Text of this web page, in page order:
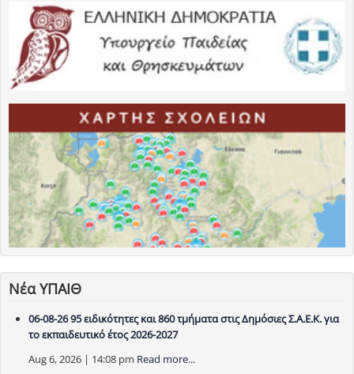
Νέα ΥΠΑΙΘ
06-08-26 95 ειδικότητες και 860 τμήματα στις Δημόσιες Σ.Α.Ε.Κ. για
το εκπαιδευτικό έτος 2026-2027
Aug 6, 2026 | 14:08 pm Read more...